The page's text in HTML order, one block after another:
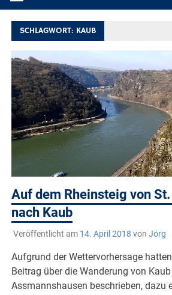
SCHLAGWORT: KAUB
Auf dem Rheinsteig von
nach Kaub
Veröffentlicht am 14. April 2018 von Jörg
Aufgrund der Wettervorhersage
Beitrag über die Wanderung von
Assmannshausen beschrieben, dazu